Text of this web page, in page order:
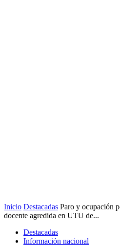
Inicio Destacadas Paro y ocupación
docente agredida en UTU de...
Destacadas
Información nacional